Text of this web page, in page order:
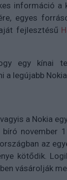
információ a
egyes
fejlesztésű
egy kínai
a legújabb
a Nokia
bíró
az
kötődik.
vásárolják